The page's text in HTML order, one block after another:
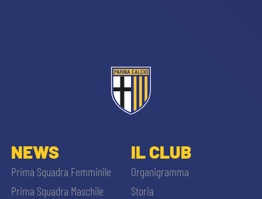
NEWS
Prima Squadra Femminile
Prima Squadra Maschile
IL CLUB
Organigramma
Storia